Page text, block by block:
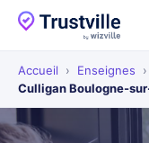
Accueil › Enseignes ›
Culligan Boulogne-